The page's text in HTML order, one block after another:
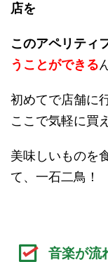
店を
このアペリティ
うことができる
初めてで店舗に
ここで気軽に買
美味しいものを
て、一石二鳥！
音楽が流